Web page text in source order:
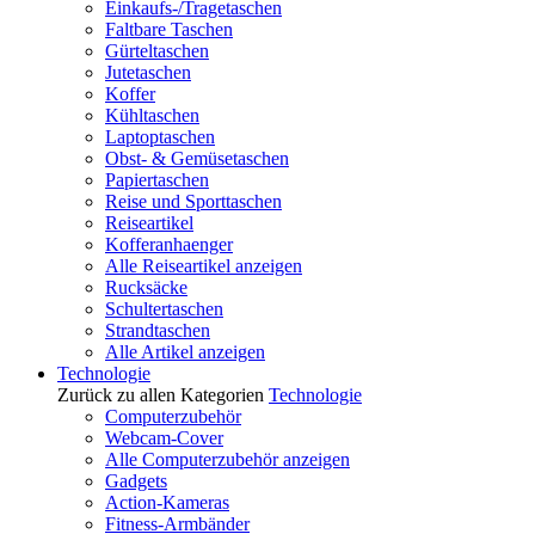
Einkaufs-/Tragetaschen
Faltbare Taschen
Gürteltaschen
Jutetaschen
Koffer
Kühltaschen
Laptoptaschen
Obst- & Gemüsetaschen
Papiertaschen
Reise und Sporttaschen
Reiseartikel
Kofferanhaenger
Alle Reiseartikel anzeigen
Rucksäcke
Schultertaschen
Strandtaschen
Alle Artikel anzeigen
Technologie
Zurück zu allen Kategorien Technologie
Computerzubehör
Webcam-Cover
Alle Computerzubehör anzeigen
Gadgets
Action-Kameras
Fitness-Armbänder